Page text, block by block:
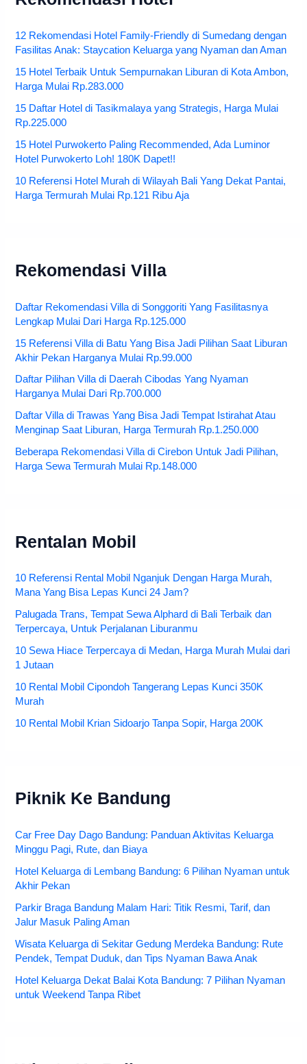
12 Rekomendasi Hotel Family-Friendly di Sumedang dengan
Fasilitas Anak: Staycation Keluarga yang Nyaman dan Aman
15 Hotel Terbaik Untuk Sempurnakan Liburan di Kota Ambon,
Harga Mulai Rp.283.000
15 Daftar Hotel di Tasikmalaya yang Strategis, Harga Mulai
Rp.225.000
15 Hotel Purwokerto Paling Recommended, Ada Luminor
Hotel Purwokerto Loh! 180K Dapet!!
10 Referensi Hotel Murah di Wilayah Bali Yang Dekat Pantai,
Harga Termurah Mulai Rp.121 Ribu Aja
Rekomendasi Villa
Daftar Rekomendasi Villa di Songgoriti Yang Fasilitasnya
Lengkap Mulai Dari Harga Rp.125.000
15 Referensi Villa di Batu Yang Bisa Jadi Pilihan Saat Liburan
Akhir Pekan Harganya Mulai Rp.99.000
Daftar Pilihan Villa di Daerah Cibodas Yang Nyaman
Harganya Mulai Dari Rp.700.000
Daftar Villa di Trawas Yang Bisa Jadi Tempat Istirahat Atau
Menginap Saat Liburan, Harga Termurah Rp.1.250.000
Beberapa Rekomendasi Villa di Cirebon Untuk Jadi Pilihan,
Harga Sewa Termurah Mulai Rp.148.000
Rentalan Mobil
10 Referensi Rental Mobil Nganjuk Dengan Harga Murah,
Mana Yang Bisa Lepas Kunci 24 Jam?
Palugada Trans, Tempat Sewa Alphard di Bali Terbaik dan
Terpercaya, Untuk Perjalanan Liburanmu
10 Sewa Hiace Terpercaya di Medan, Harga Murah Mulai dari
1 Jutaan
10 Rental Mobil Cipondoh Tangerang Lepas Kunci 350K
Murah
10 Rental Mobil Krian Sidoarjo Tanpa Sopir, Harga 200K
Piknik Ke Bandung
Car Free Day Dago Bandung: Panduan Aktivitas Keluarga
Minggu Pagi, Rute, dan Biaya
Hotel Keluarga di Lembang Bandung: 6 Pilihan Nyaman untuk
Akhir Pekan
Parkir Braga Bandung Malam Hari: Titik Resmi, Tarif, dan
Jalur Masuk Paling Aman
Wisata Keluarga di Sekitar Gedung Merdeka Bandung: Rute
Pendek, Tempat Duduk, dan Tips Nyaman Bawa Anak
Hotel Keluarga Dekat Balai Kota Bandung: 7 Pilihan Nyaman
untuk Weekend Tanpa Ribet